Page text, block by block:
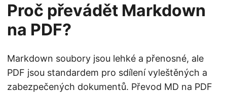
Proč převádět Markdown
na PDF?
Markdown soubory jsou lehké a přenosné, ale
PDF jsou standardem pro sdílení vyleštěných a
zabezpečených dokumentů. Převod MD na PDF